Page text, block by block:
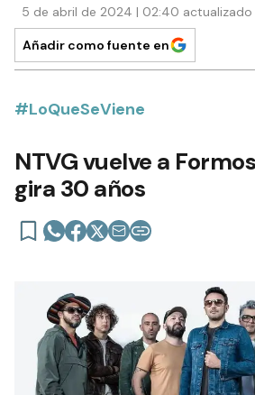
5 de abril de 2024 | 02:40 actualizado
Añadir como fuente en
#LoQueSeViene
NTVG vuelve a
gira 30 años